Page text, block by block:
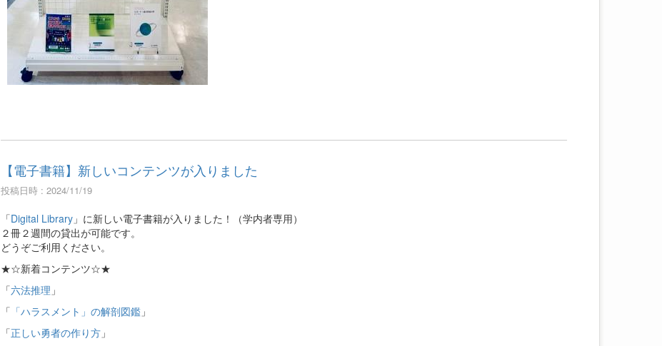
【電子書籍】新しいコンテンツが入りました
投稿日時 : 2024/11/19
「Digital Library」に新しい電子書籍が入りました！（学内者専用）
２冊２週間の貸出が可能です。
どうぞご利用ください。
★☆新着コンテンツ☆★
「六法推理 」
「 「ハラスメント」の解剖図鑑」
「正しい勇者の作り方」